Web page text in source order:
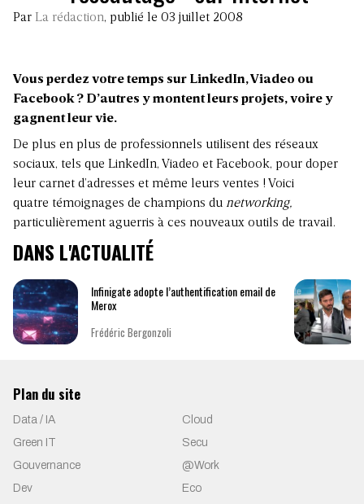
Par La rédaction, publié le 03 juillet 2008
Vous perdez votre temps sur LinkedIn, Viadeo ou
Facebook ? D’autres y montent leurs projets, voire y
gagnent leur vie.
De plus en plus de professionnels utilisent des réseaux
sociaux, tels que LinkedIn, Viadeo et Facebook, pour doper
leur carnet d’adresses et même leurs ventes ! Voici
quatre témoignages de champions du networking,
particulièrement aguerris à ces nouveaux outils de travail.
DANS L'ACTUALITÉ
Infinigate adopte l’authentification email de
Merox
Frédéric Bergonzoli
Plan du site
Data / IA
Cloud
Green IT
Secu
Gouvernance
@Work
Dev
Eco